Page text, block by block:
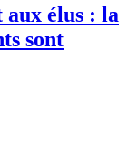
aux élus : la
sont